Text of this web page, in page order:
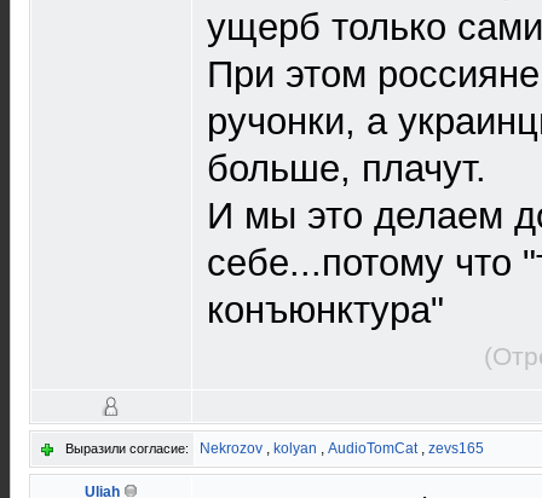
ущерб только
При этом
ручонки, а
больше, плачут.
И мы это делаем
себе...потому что
конъюнктура"
Выразили согласие: Nekrozov , kolyan , AudioTomCat, zevs165
Uliah